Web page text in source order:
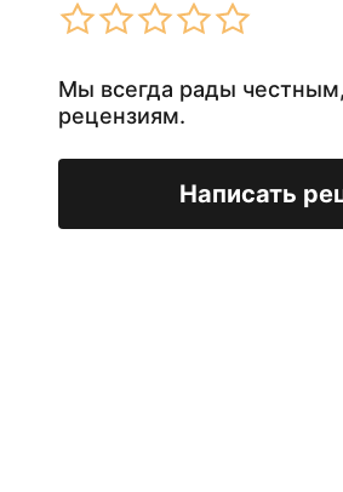
Мы всегда рады
рецензиям.
Написать